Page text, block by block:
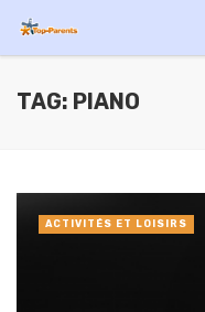
TAG: PIANO
ACTIVITÉS ET LOISIRS